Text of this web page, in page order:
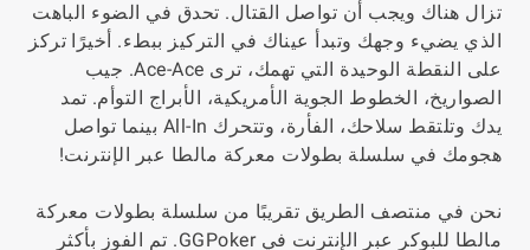
تزال هناك ويجب أن تواصل القتال. تحدق في الضوء الباهت
الذي يضيء وجهك وتبدأ عيناك في التركيز ببطء. أخيرًا تركز
على النقطة الوحيدة التي تهمك، ترى Ace-Ace. جيب
الصواريخ، الخطوط الجوية الأمريكية، الأبراج التوأم. تمد
يدك وتلتقط سلاحك، الفأرة، وتتحرك All-In بينما تواصل
هجومك في سلسلة بطولات معركة مالطا عبر الإنترنت!
نحن في منتصف الطريق تقريبًا من سلسلة بطولات معركة
مالطا للبوكر عبر الإنترنت في GGPoker. تم الفوز بأكثر